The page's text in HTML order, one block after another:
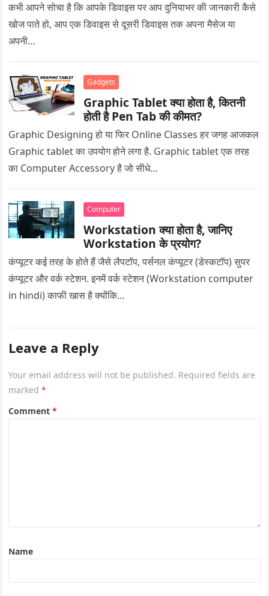
कभी आपने सोचा है कि आपके डिवाइस पर आप दुनियाभर की जानकारी कैसे
खोज पाते हो, आप एक डिवाइस से दूसरी डिवाइस तक अपना मैसेज या
अपनी…
Gadgets
Graphic Tablet क्या होता है, कितनी
होती है Pen Tab की कीमत?
Graphic Designing हो या फिर Online Classes हर जगह आजकल
Graphic tablet का उपयोग होने लगा है. Graphic tablet एक तरह
का Computer Accessory है जो सीधे…
Computer
Workstation क्या होता है, जानिए
Workstation के प्रयोग?
कंप्यूटर कई तरह के होते हैं जैसे लैपटॉप, पर्सनल कंप्यूटर (डेस्कटॉप) सुपर
कंप्यूटर और वर्क स्टेशन. इनमें वर्क स्टेशन (Workstation computer
in hindi) काफी खास है क्योंकि…
Leave a Reply
Your email address will not be published. Required fields are
marked*
Comment*
Name